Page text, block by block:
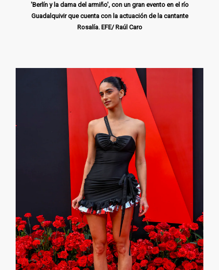
'Berlín y la dama del armiño', con un gran evento en el río
Guadalquivir que cuenta con la actuación de la cantante
Rosalía. EFE/ Raúl Caro